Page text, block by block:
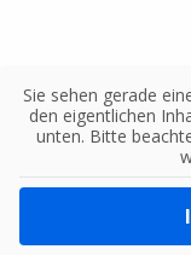
Sie sehen gerade
den eigentlichen
unten. Bitte